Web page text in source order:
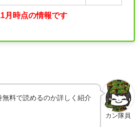
月時点の情報です
カン隊員
料で読めるのか詳しく紹介